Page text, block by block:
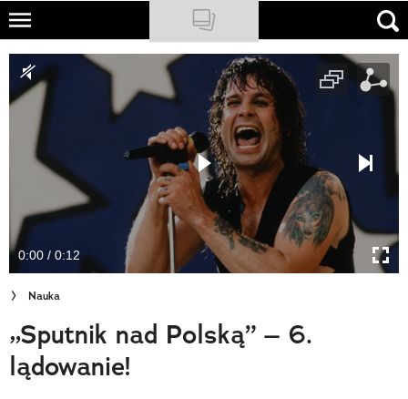
Skip
main
content
NATIONAL GEOGRAPHIC
TRAVELER
PODCASTY
Newsletter
Cuda Polski
Wielki Konkurs Fotograficzny
Trendbook Podróżniczy
Polecane
0:00 / 0:12
Nauka
„Sputnik nad Polską” – 6.
lądowanie!